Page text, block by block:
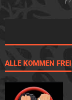
ALLE KOMMEN FREI